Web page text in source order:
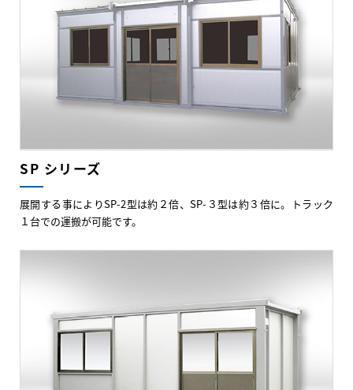
SP シリーズ
展開する事によりSP-2型は約２倍、SP-３型は約３倍に。トラック
１台での運搬が可能です。